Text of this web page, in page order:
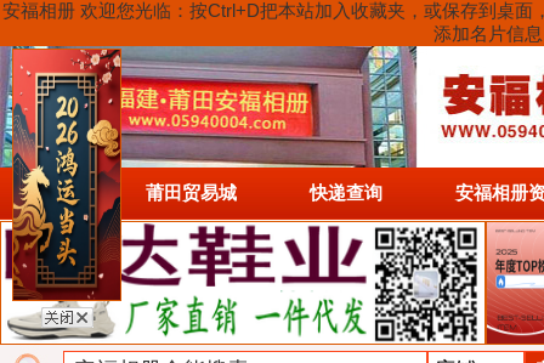
安福相册 欢迎您光临：按Ctrl+D把本站加入收藏夹，或保存到桌
添加名片信
首页 莆田贸易城 快递查询 安福相册